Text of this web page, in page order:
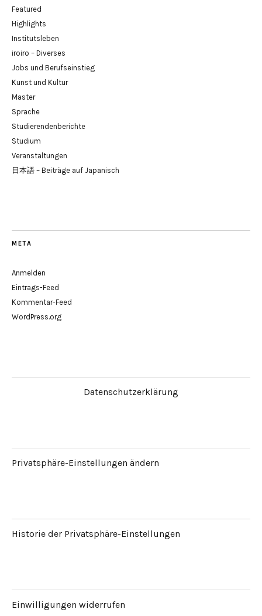
Featured
Highlights
Institutsleben
iroiro – Diverses
Jobs und Berufseinstieg
Kunst und Kultur
Master
Sprache
Studierendenberichte
Studium
Veranstaltungen
日本語 – Beiträge auf Japanisch
META
Anmelden
Eintrags-Feed
Kommentar-Feed
WordPress.org
Datenschutzerklärung
Privatsphäre-Einstellungen ändern
Historie der Privatsphäre-Einstellungen
Einwilligungen widerrufen